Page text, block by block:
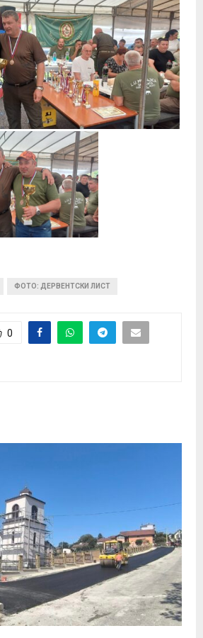
ФОТО: ДЕРВЕНТСКИ ЛИСТ
0